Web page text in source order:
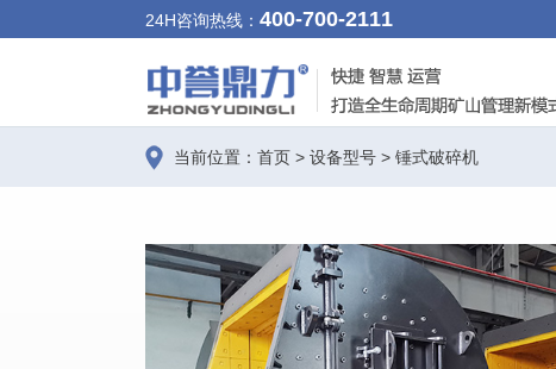
24H咨询热线： 400-700-2111
当前位置： 首页 > 设备型号 > 锤式破碎机